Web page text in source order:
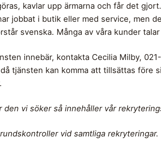
kavlar upp ärmarna och får det gjort.
jobbat i butik eller med service, men
svenska. Många av våra kunder
innebär, kontakta Cecilia Milby,
tjänsten kan komma att tillsättas före
den vi söker så innehåller vår
vid samtliga rekryteringar.